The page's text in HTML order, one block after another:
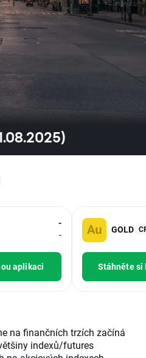
-
-
aplikaci
GOLD
Stáhněte
na finančních trzích začíná
indexů/futures